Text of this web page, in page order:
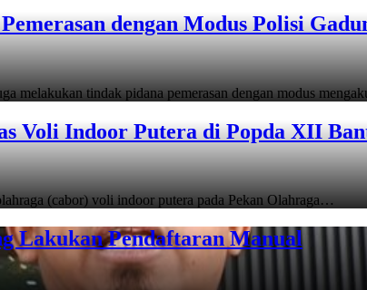
dengan Modus Polisi
melakukan tindak pidana pemerasan dengan modus
Voli Indoor Putera di Popda XII
(cabor) voli indoor putera pada Pekan Olahraga…
Lakukan Pendaftaran Manual